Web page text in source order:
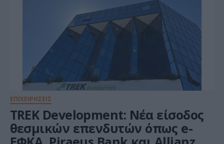
ΕΠΙΧΕΙΡΗΣΕΙΣ
TREK Development: Νέα είσοδος
θεσμικών επενδυτών όπως e-